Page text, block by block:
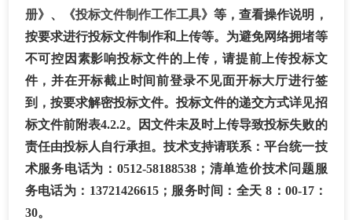
册》 、 《投标文件制作工作工具》等，查看操作说明，
按要求进行投标文件制作和上传等。为避免网络拥堵等
不可控因素影响投标文件的上传，请提前上传投标文
件，并在开标截止时间前登录不见面开标大厅进行签
到，按要求解密投标文件。投标文件的递交方式详见招
标文件前附表4.2.2。因文件未及时上传导致投标失败的
责任由投标人自行承担。技术支持请联系：平台统一技
术服务电话为：0512-58188538；清单造价技术问题服
务电话为：13721426615；服务时间：全天 8：00-17：
30。